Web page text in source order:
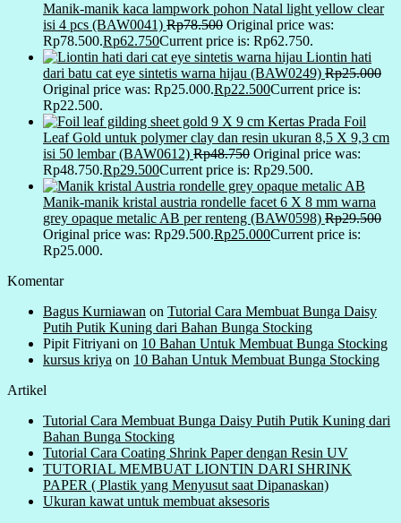
Manik-manik kaca lampwork pohon Natal light yellow clear
isi 4 pcs (BAW0041) Rp78.500 Original price was:
Rp78.500.Rp62.750Current price is: Rp62.750.
Liontin hati
dari batu cat eye sintetis warna hijau (BAW0249) Rp25.000
Original price was: Rp25.000.Rp22.500Current price is:
Rp22.500.
Kertas Prada Foil
Leaf Gold untuk polymer clay dan resin ukuran 8,5 X 9,3 cm
isi 50 lembar (BAW0612) Rp48.750 Original price was:
Rp48.750.Rp29.500Current price is: Rp29.500.
Manik-manik kristal austria rondelle facet 6 X 8 mm warna
grey opaque metalic AB per renteng (BAW0598) Rp29.500
Original price was: Rp29.500.Rp25.000Current price is:
Rp25.000.
Komentar
Bagus Kurniawan on Tutorial Cara Membuat Bunga Daisy
Putih Putik Kuning dari Bahan Bunga Stocking
Pipit Fitriyani on 10 Bahan Untuk Membuat Bunga Stocking
kursus kriya on 10 Bahan Untuk Membuat Bunga Stocking
Artikel
Tutorial Cara Membuat Bunga Daisy Putih Putik Kuning dari
Bahan Bunga Stocking
Tutorial Cara Coating Shrink Paper dengan Resin UV
TUTORIAL MEMBUAT LIONTIN DARI SHRINK
PAPER ( Plastik yang Menyusut saat Dipanaskan)
Ukuran kawat untuk membuat aksesoris